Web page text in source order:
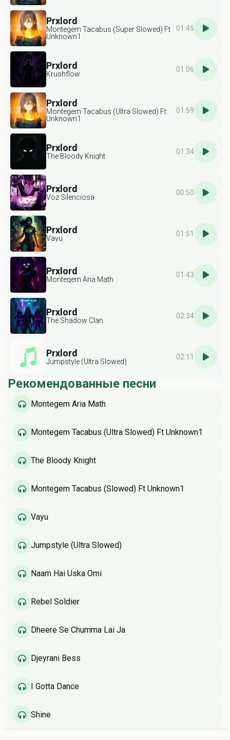
Prxlord
Montegem Tacabus (Super Slowed) Ft
Unknown1
01:45
Prxlord
Krushflow
01:06
Prxlord
Montegem Tacabus (Ultra Slowed) Ft
Unknown1
01:59
Prxlord
The Bloody Knight
01:34
Prxlord
Voz Silenciosa
00:50
Prxlord
Vayu
01:51
Prxlord
Montegem Aria Math
01:43
Prxlord
The Shadow Clan
02:34
Prxlord
Jumpstyle (Ultra Slowed)
02:11
Рекомендованные песни
Montegem Aria Math
Montegem Tacabus (Ultra Slowed) Ft Unknown1
The Bloody Knight
Montegem Tacabus (Slowed) Ft Unknown1
Vayu
Jumpstyle (Ultra Slowed)
Naam Hai Uska Omi
Rebel Soldier
Dheere Se Chumma Lai Ja
Djeyrani Bess
I Gotta Dance
Shine